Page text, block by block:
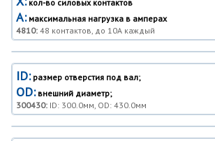
кол-во силовых контактов
A: максимальная нагрузка в амперах
4810: 48 контактов, до 10A каждый
ID:размер отверстия под вал;
OD:внешний диаметр;
300430: ID: 300.0мм, OD: 430.0мм